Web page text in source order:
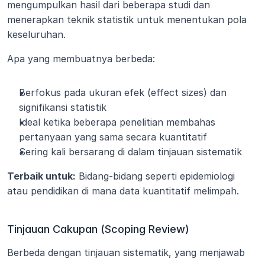
mengumpulkan hasil dari beberapa studi dan
menerapkan teknik statistik untuk menentukan pola
keseluruhan.
Apa yang membuatnya berbeda:
Berfokus pada ukuran efek (effect sizes) dan
signifikansi statistik
Ideal ketika beberapa penelitian membahas
pertanyaan yang sama secara kuantitatif
Sering kali bersarang di dalam tinjauan sistematik
Terbaik untuk: Bidang-bidang seperti epidemiologi
atau pendidikan di mana data kuantitatif melimpah.
Tinjauan Cakupan (Scoping Review)
Berbeda dengan tinjauan sistematik, yang menjawab